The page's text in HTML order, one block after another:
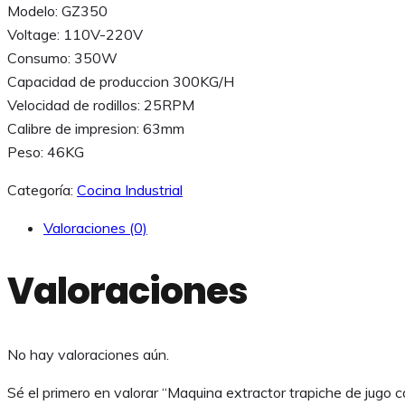
Modelo: GZ350
Voltage: 110V-220V
Consumo: 350W
Capacidad de produccion 300KG/H
Velocidad de rodillos: 25RPM
Calibre de impresion: 63mm
Peso: 46KG
Categoría: Cocina Industrial
Valoraciones (0)
Valoraciones
No hay valoraciones aún.
Sé el primero en valorar “Maquina extractor trapiche de jugo